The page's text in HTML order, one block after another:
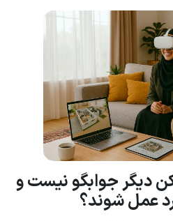
دیگر جوابگو نیست و
عمل شوند؟